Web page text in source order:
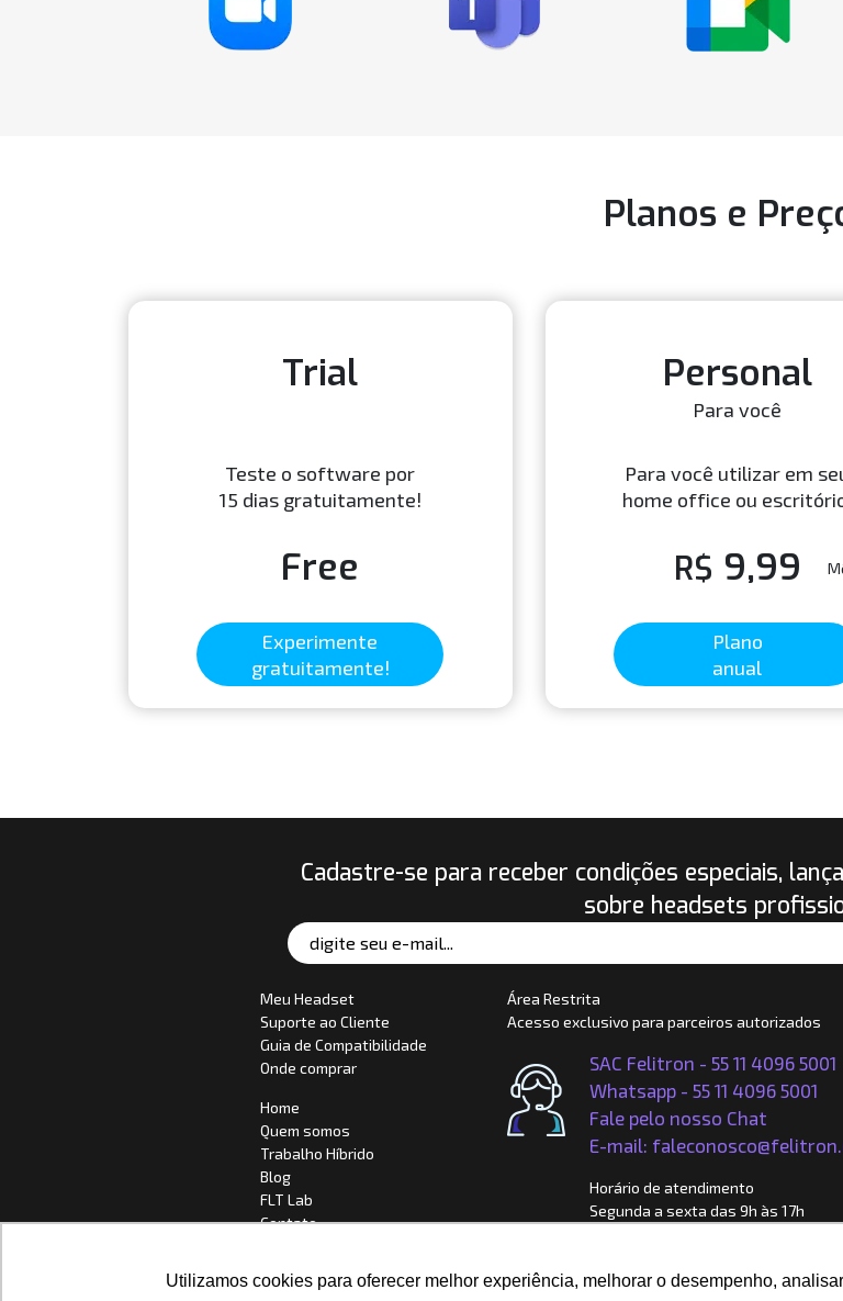
Utilizamos cookies para oferecer melhor experiência, melhorar o desempenho,
Planos e
Trial
Teste o software por
15 dias gratuitamente!
Free
Experimente
gratuitamente!
Personal
Para você
Para você utilizar em
home office ou
R$ 9,99
Plano
anual
Cadastre-se para receber condições especiais,
sobre headsets
Meu Headset
Suporte ao Cliente
Guia de Compatibilidade
Onde comprar
Home
Quem somos
Trabalho Híbrido
Blog
FLT Lab
Contato
Área Restrita
Acesso exclusivo para parceiros autorizados
SAC Felitron - 55 11 4096 5001
Whatsapp - 55 11 4096 5001
Fale pelo nosso Chat
E-mail:
Horário de atendimento
Segunda a sexta das 9h às 17h
Rua Enxovia, 472 - Conj. 1115
CEP: 04711-030 - São Paulo - SP